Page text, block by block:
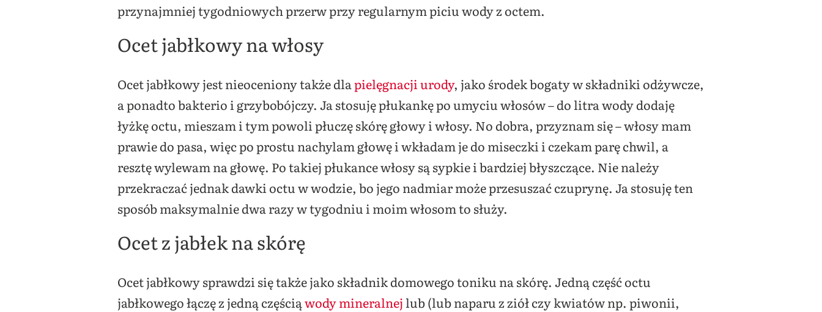
przynajmniej tygodniowych przerw przy regularnym piciu wody z octem.
Ocet jabłkowy na włosy
Ocet jabłkowy jest nieoceniony także dlapielęgnacji urody, jako środek bogaty w składniki odżywcze,
a ponadto bakterio i grzybobójczy. Ja stosuję płukankę po umyciu włosów – do litra wody dodaję
łyżkę octu, mieszam i tym powoli płuczę skórę głowy i włosy. No dobra, przyznam się – włosy mam
prawie do pasa, więc po prostu nachylam głowę i wkładam je do miseczki i czekam parę chwil, a
resztę wylewam na głowę. Po takiej płukance włosy są sypkie i bardziej błyszczące. Nie należy
przekraczać jednak dawki octu w wodzie, bo jego nadmiar może przesuszać czuprynę. Ja stosuję ten
sposób maksymalnie dwa razy w tygodniu i moim włosom to służy.
Ocet z jabłek na skórę
Ocet jabłkowy sprawdzi się także jako składnik domowego toniku na skórę. Jedną część octu
jabłkowego łączę z jedną częściąwody mineralnejlub (lub naparu z ziół czy kwiatów np. piwonii,